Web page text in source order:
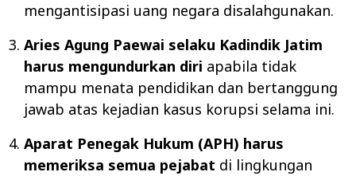
mengantisipasi uang negara disalahgunakan.
Aries Agung Paewai selaku Kadindik Jatim
harus mengundurkan diri apabila tidak
mampu menata pendidikan dan bertanggung
jawab atas kejadian kasus korupsi selama ini.
Aparat Penegak Hukum (APH) harus
memeriksa semua pejabat di lingkungan